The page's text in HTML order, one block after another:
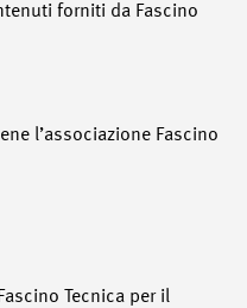
forniti da Fascino
l’associazione Fascino
Tecnica per il